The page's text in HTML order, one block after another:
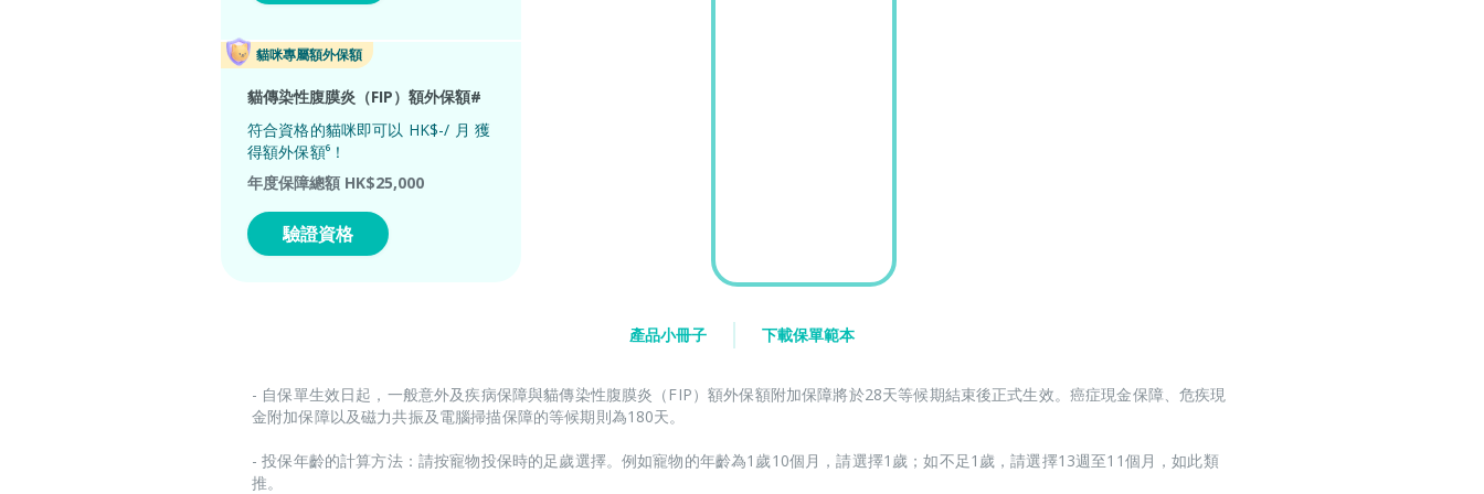
貓咪專屬額外保額
貓傳染性腹膜炎（FIP）額外保額#
符合資格的貓咪即可以 HK$-/ 月 獲
得額外保額⁶！
年度保障總額 HK$25,000
驗證資格
產品小冊子 下載保單範本
- 自保單生效日起，一般意外及疾病保障與貓傳染性腹膜炎（FIP）額外保額附加保障將於28天等候期結束後正式生效。癌症現金保障、危疾現
金附加保障以及磁力共振及電腦掃描保障的等候期則為180天。​
- 投保年齡的計算方法：請按寵物投保時的足歲選擇。例如寵物的年齡為1歲10個月，請選擇1歲；如不足1歲，請選擇13週至11個月，如此類
推。